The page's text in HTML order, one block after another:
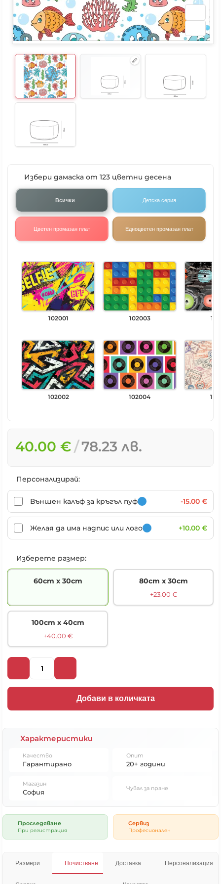
Избери дамаска от 123 цветни десена
Всички Детска серия
Цветен промазан плат Едноцветен промазан плат
102001
102002
102003
102004
40.00 € 78.23 лв.
Изберете размер:
60cm х 30cm 80cm х 30cm
+23.00 €
100cm х 40cm
+40.00 €
Персонализирай:
Външен калъф за кръгъл пуф -15.00 €
Желая да има надпис или лого +10.00 €
Добави в количката
Характеристики
Качество
Гарантирано
Опит
20+ години
Магазин
София Чувал за пране
Проследяване
При регистрация
Сервиз
Професионален
Размери Почистване Доставка Персонализация